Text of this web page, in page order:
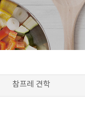
참프레 견학